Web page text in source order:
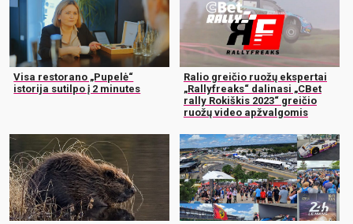
Visa restorano „Pupelė“
istorija sutilpo į 2 minutes
Ralio greičio ruožų ekspertai
„Rallyfreaks“ dalinasi „CBet
rally Rokiškis 2023“ greičio
ruožų video apžvalgomis